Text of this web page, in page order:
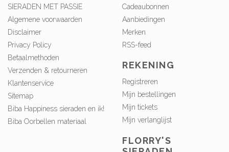
SIERADEN MET PASSIE
Algemene voorwaarden
Disclaimer
Privacy Policy
Betaalmethoden
Verzenden & retourneren
Klantenservice
Sitemap
Biba Happiness sieraden en ik!
Biba Oorbellen materiaal
Cadeaubonnen
Aanbiedingen
Merken
RSS-feed
REKENING
Registreren
Mijn bestellingen
Mijn tickets
Mijn verlanglijst
FLORRY'S